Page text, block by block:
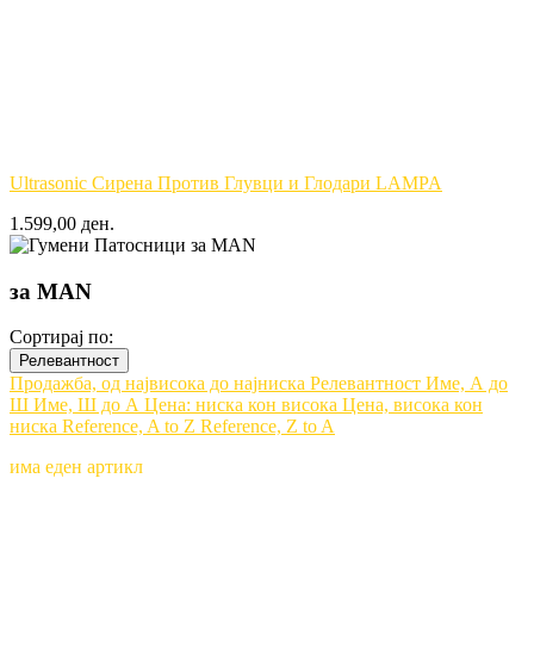
Ultrasonic Сирена Против Глувци и Глодари LAMPA
1.599,00 ден.
за MAN
Сортирај по:
Релевантност
Продажба, од највисока до најниска Релевантност Име, А до
Ш Име, Ш до А Цена: ниска кон висока Цена, висока кон
ниска Reference, A to Z Reference, Z to A
има еден артикл